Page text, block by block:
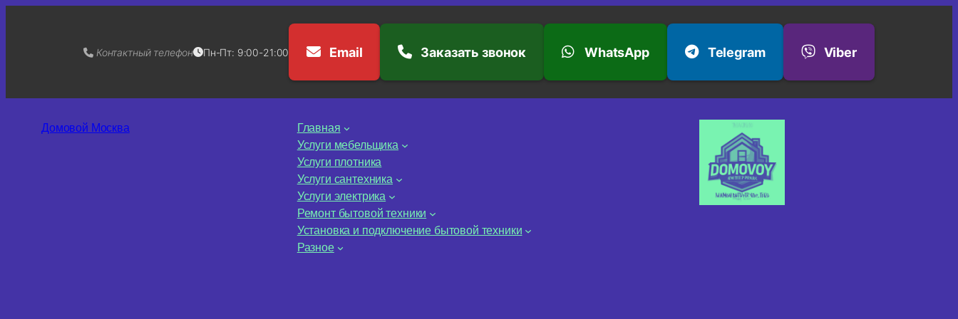
Контактный телефон Пн-Пт: 9:00-21:00 Email Заказать звонок WhatsApp Telegram Viber
Домовой Москва
Главная
Услуги мебельщика
Услуги плотника
Услуги сантехника
Услуги электрика
Ремонт бытовой техники
Установка и подключение бытовой техники
Разное